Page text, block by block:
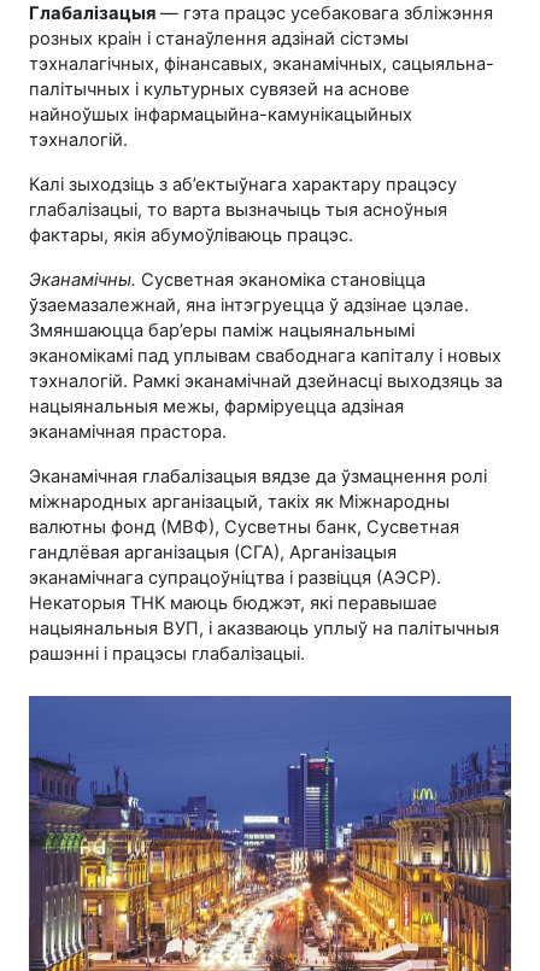
Глабалізацыя — гэта працэс усебаковага збліжэння
розных краін і станаўлення адзінай сістэмы
тэхналагічных, фінансавых, эканамічных, сацыяльна-
палітычных і культурных сувязей на аснове
найноўшых інфармацыйна-камунікацыйных
тэхналогій.
Калі зыходзіць з аб’ектыўнага характару працэсу
глабалізацыі, то варта вызначыць тыя асноўныя
фактары, якія абумоўліваюць працэс.
Эканамічны. Сусветная эканоміка становіцца
ўзаемазалежнай, яна інтэгруецца ў адзінае цэлае.
Змяншаюцца бар’еры паміж нацыянальнымі
эканомікамі пад уплывам свабоднага капіталу і новых
тэхналогій. Рамкі эканамічнай дзейнасці выходзяць за
нацыянальныя межы, фарміруецца адзіная
эканамічная прастора.
Эканамічная глабалізацыя вядзе да ўзмацнення ролі
міжнародных арганізацый, такіх як Міжнародны
валютны фонд (МВФ), Сусветны банк, Сусветная
гандлёвая арганізацыя (СГА), Арганізацыя
эканамічнага супрацоўніцтва і развіцця (АЭСР).
Некаторыя ТНК маюць бюджэт, які перавышае
нацыянальныя ВУП, і аказваюць уплыў на палітычныя
рашэнні і працэсы глабалізацыі.